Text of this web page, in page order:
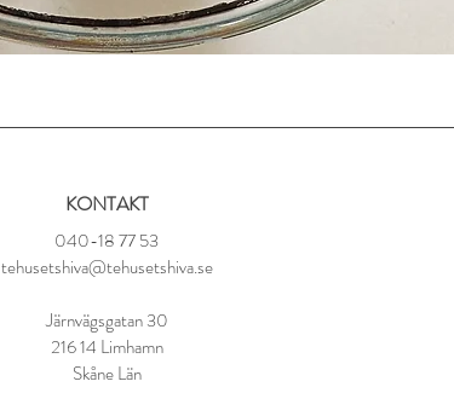
KONTAKT
040-18 77 53
tehusetshiva@tehusetshiva.se
Järnvägsgatan 30
216 14 Limhamn
Skåne Län